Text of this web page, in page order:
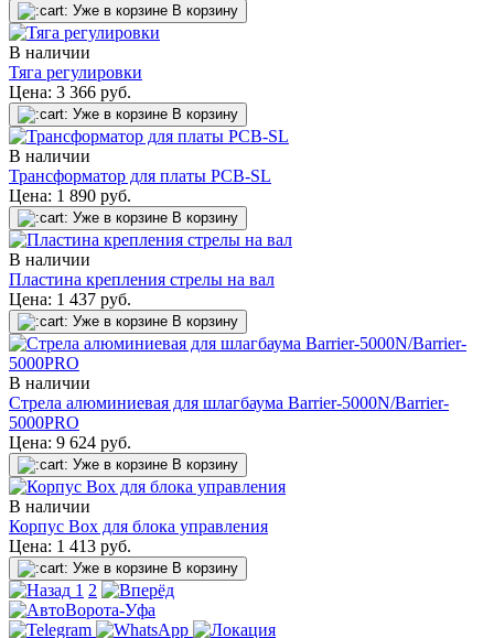
Уже в корзине В корзину
В наличии
Тяга регулировки
Цена: 3 366 руб.
Уже в корзине В корзину
В наличии
Трансформатор для платы PCB-SL
Цена: 1 890 руб.
Уже в корзине В корзину
В наличии
Пластина крепления стрелы на вал
Цена: 1 437 руб.
Уже в корзине В корзину
В наличии
Стрела алюминиевая для шлагбаума Barrier-5000N/Barrier-
5000PRO
Цена: 9 624 руб.
Уже в корзине В корзину
В наличии
Корпус Box для блока управления
Цена: 1 413 руб.
Уже в корзине В корзину
1 2